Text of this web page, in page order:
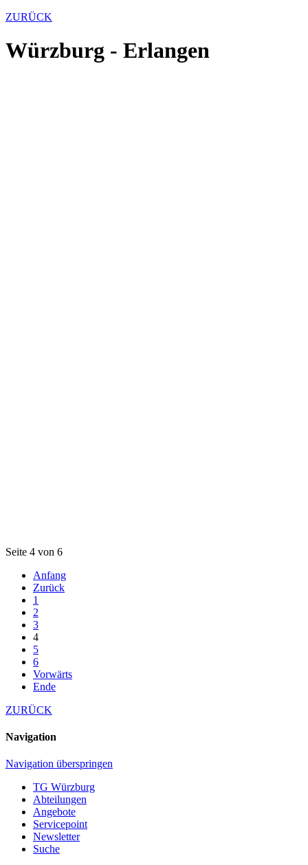
ZURÜCK
Würzburg - Erlangen
Seite 4 von 6
Anfang
Zurück
1
2
3
4
5
6
Vorwärts
Ende
ZURÜCK
Navigation
Navigation überspringen
TG Würzburg
Abteilungen
Angebote
Servicepoint
Newsletter
Suche